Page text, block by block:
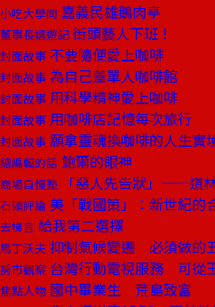
小吃大學問 嘉義民雄鵝肉亭
董事長嬉遊記 街頭藝人下班！
封面故事 不要隨便愛上咖啡
封面故事 為自己蓋單人咖啡館
封面故事 用科學精神愛上咖啡
封面故事 用咖啡店記憶每次旅行
封面故事 願拿靈魂換咖啡的人生實
總編輯的話 鮑爾的眼神
商場自慢塾 「惡人先告狀」——道
石頭評論 美「戰國策」：新世紀的
去梯言 給我第二選擇
馬丁沃夫 抑制氣候變遷 必須做的
房市觀察 台灣行動電視服務 可從
焦點人物 國中畢業生 荒島致富